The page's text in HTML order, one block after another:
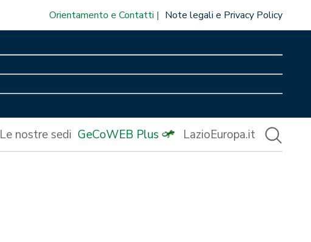
Orientamento e Contatti Note legali e Privacy Policy
Le nostre sedi GeCoWEB Plus LazioEuropa.it